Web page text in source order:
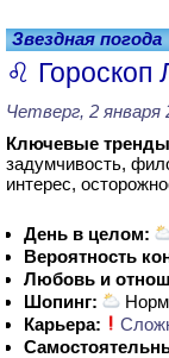
Звездная погода
Гороскоп
Четверг, 2 января
Ключевые
задумчивость,
интерес,
День в целом:
Вероятность
Любовь и
Шопинг:
Карьера: